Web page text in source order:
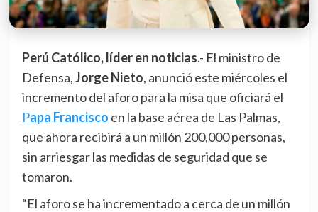
Perú Católico, líder en noticias.- El ministro de
Defensa,Jorge Nieto, anunció este miércoles el
incremento del aforo para la misa que oficiará el
Papa Francisco en la base aérea de Las Palmas,
que ahora recibirá a un millón 200,000 personas,
sin arriesgar las medidas de seguridad que se
tomaron.
“El aforo se ha incrementado a cerca de un millón